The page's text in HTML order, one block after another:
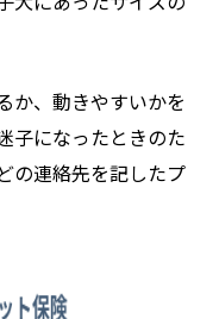
か、動きやすいかを
子になったときのた
の連絡先を記したプ